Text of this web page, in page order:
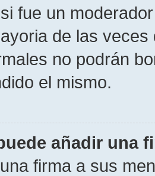
fue un
de las
no podrán
el mismo.
añadir una
firma a sus